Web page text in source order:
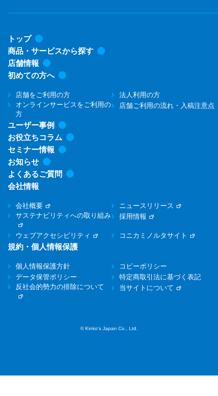
トップ
商品・サービスから探す
店舗情報
初めての方へ
店舗をご利用の方
法人利用の方
オンラインサービスをご利用の
方
店舗ご利用の流れ・入稿注意点
ユーザー事例
お役立ちコラム
セミナー情報
お知らせ
よくあるご質問
会社情報
会社概要
ニュースリリース
サステナビリティへの取り組み
採用情報
ウェブアクセシビリティ コニカミノルタサイト
規約・個人情報保護
個人情報保護方針
コピーポリシー
データ保管ポリシー
特定商取引法に基づく表記
反社会的勢力の排除について
当サイトについて
© Kinko's Japan Co., Ltd.